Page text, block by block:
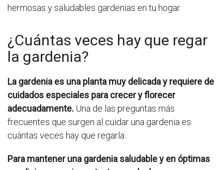
hermosas y saludables gardenias en tu hogar.
¿Cuántas veces hay que regar
la gardenia?
La gardenia es una planta muy delicada y requiere de
cuidados especiales para crecer y florecer
adecuadamente. Una de las preguntas más
frecuentes que surgen al cuidar una gardenia es
cuántas veces hay que regarla.
Para mantener una gardenia saludable y en óptimas